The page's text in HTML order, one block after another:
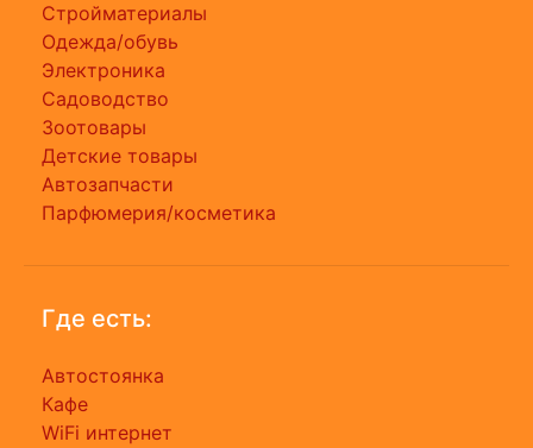
Стройматериалы
Одежда/обувь
Электроника
Садоводство
Зоотовары
Детские товары
Автозапчасти
Парфюмерия/косметика
Где есть:
Автостоянка
Кафе
WiFi интернет